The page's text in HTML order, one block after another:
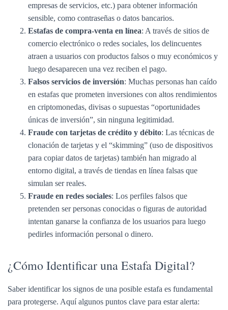
empresas de servicios, etc.) para obtener información
sensible, como contraseñas o datos bancarios.
Estafas de compra-venta en línea: A través de sitios de
comercio electrónico o redes sociales, los delincuentes
atraen a usuarios con productos falsos o muy económicos y
luego desaparecen una vez reciben el pago.
Falsos servicios de inversión: Muchas personas han caído
en estafas que prometen inversiones con altos rendimientos
en criptomonedas, divisas o supuestas “oportunidades
únicas de inversión”, sin ninguna legitimidad.
Fraude con tarjetas de crédito y débito: Las técnicas de
clonación de tarjetas y el “skimming” (uso de dispositivos
para copiar datos de tarjetas) también han migrado al
entorno digital, a través de tiendas en línea falsas que
simulan ser reales.
Fraude en redes sociales: Los perfiles falsos que
pretenden ser personas conocidas o figuras de autoridad
intentan ganarse la confianza de los usuarios para luego
pedirles información personal o dinero.
¿Cómo Identificar una Estafa Digital?
Saber identificar los signos de una posible estafa es fundamental
para protegerse. Aquí algunos puntos clave para estar alerta: